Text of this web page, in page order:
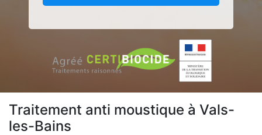
Traitement anti moustique à Vals-
les-Bains